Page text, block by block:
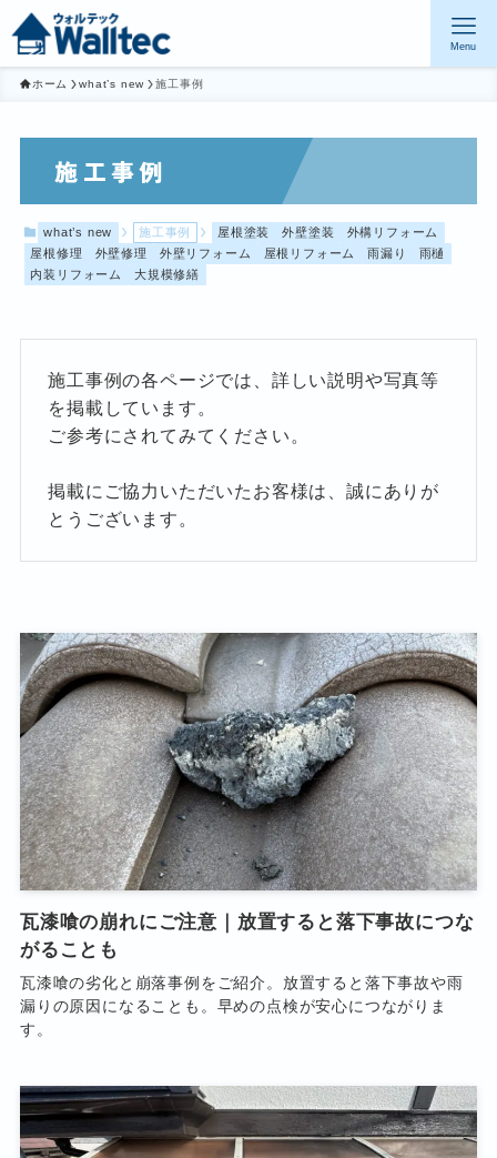
Menu
ホーム what’s new 施工事例
施工事例
what’s new 施工事例 屋根塗装 外壁塗装
外構リフォーム
屋根修理
外壁修理 外壁リフォーム 屋根リフォーム 雨漏り
雨樋
内装リフォーム
大規模修繕
施工事例の各ページでは、詳しい説明や写真等
を掲載しています。
ご参考にされてみてください。
掲載にご協力いただいたお客様は、誠にありが
とうございます。
瓦漆喰の崩れにご注意｜放置すると落下事故につな
がることも
瓦漆喰の劣化と崩落事例をご紹介。放置すると落下事故や雨
漏りの原因になることも。早めの点検が安心につながりま
す。